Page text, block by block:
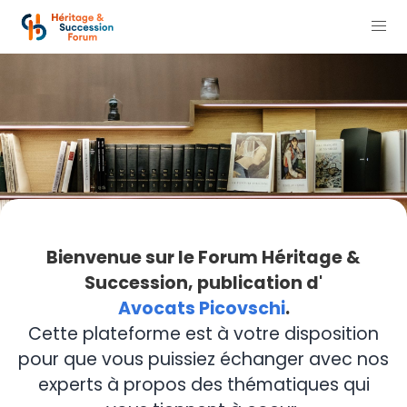
Bienvenue sur le Forum Héritage &
Succession, publication d'
Avocats Picovschi.
Cette plateforme est à votre disposition
pour que vous puissiez échanger avec nos
experts à propos des thématiques qui